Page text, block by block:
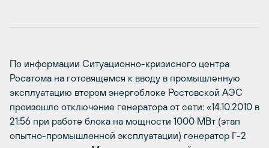
По информации Ситуационно-кризисного центра
Росатома на готовящемся к вводу в промышленную
эксплуатацию втором энергоблоке Ростовской АЭС
произошло отключение генератора от сети: «14.10.2010 в
21:56 при работе блока на мощности 1000 МВт (этап
опытно-промышленной эксплуатации) генератор Г-2